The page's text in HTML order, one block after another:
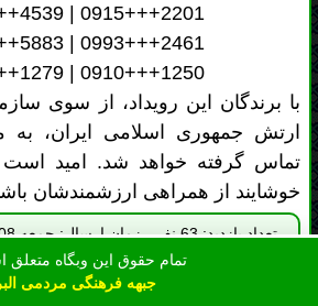
خوشایند از همراهی ارزشمندشان
11:45
ثبت نظر: 0 نظر ثبت
شده
تمام حقوق این وبگاه متعلق
جبهه فرهنگی مردمی